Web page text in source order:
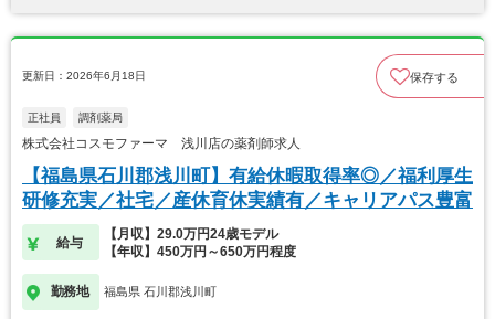
更新日：2026年6月18日 保存する
正社員 調剤薬局
株式会社コスモファーマ 浅川店の薬剤師求人
【福島県石川郡浅川町】有給休暇取得率◎／福利厚生
研修充実／社宅／産休育休実績有／キャリアパス豊富
給与
【月収】29.0万円24歳モデル
【年収】450万円～650万円程度
勤務地 福島県 石川郡浅川町